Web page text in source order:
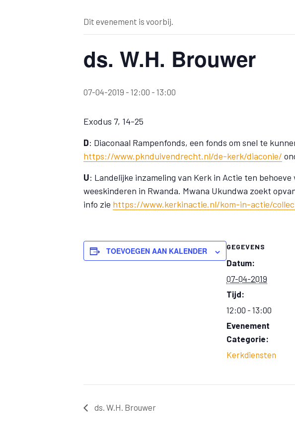
Dit evenement is voorbij.
ds. W.H. Brouwer
07-04-2019 - 12:00 - 13:00
Exodus 7, 14-25
D: Diaconaal Rampenfonds, een fonds om snel te
https://www.pknduivendrecht.nl/de-kerk/diaconie/
U: Landelijke inzameling van Kerk in Actie ten
weeskinderen in Rwanda. Mwana Ukundwa zoekt
info zie https://www.kerkinactie.nl/kom-in-actie/
TOEVOEGEN AAN KALENDER GEGEVENS
Datum:
07-04-2019
Tijd:
12:00 - 13:00
Evenement
Categorie:
Kerkdiensten
ds. W.H. Brouwer